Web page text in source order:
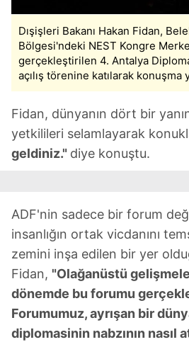
Dışişleri Bakanı Hakan Fidan,
Bölgesi'ndeki NEST Kongre
gerçekleştirilen 4. Antalya
açılış törenine katılarak konuşma
Fidan, dünyanın dört bir
yetkilileri selamlayarak
geldiniz." diye konuştu.
ADF'nin sadece bir forum
insanlığın ortak vicdanını
zemini inşa edilen bir yer
Fidan, "Olağanüstü
dönemde bu forumu
Forumumuz, ayrışan bir
diplomasinin nabzının nasıl